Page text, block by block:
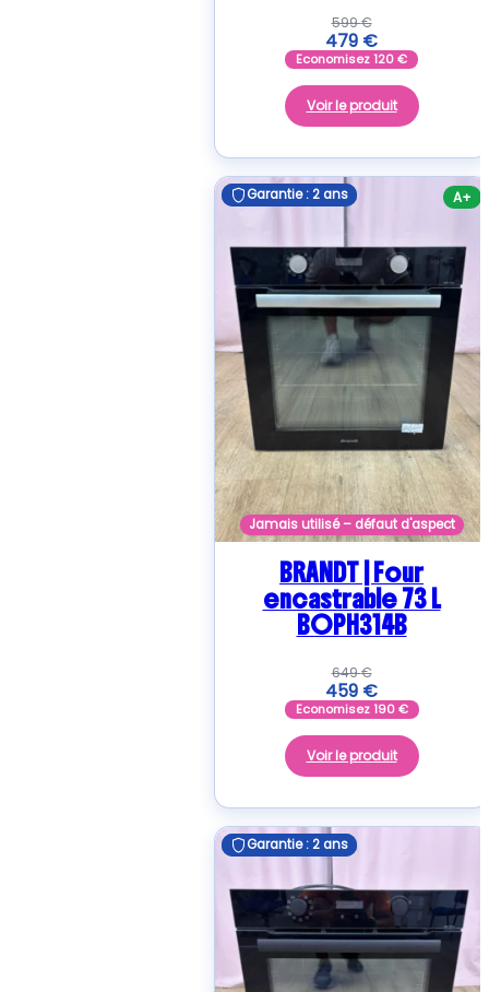
599€
479 €
Economisez120€
Voir le produit
A+
Garantie : 2 ans
Jamais utilisé – défaut d'aspect
Garantie : 2 ans
BRANDT | Four
encastrable 73 L
BOPH314B
649€
459 €
Economisez190€
Voir le produit
Garantie : 2 ans
Garantie : 2 ans